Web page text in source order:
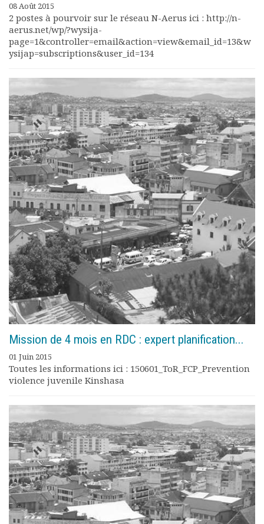
08 Août 2015
2 postes à pourvoir sur le réseau N-Aerus ici : http://n-
aerus.net/wp/?wysija-
page=1&controller=email&action=view&email_id=13&w
ysijap=subscriptions&user_id=134
Mission de 4 mois en RDC : expert planification...
01 Juin 2015
Toutes les informations ici : 150601_ToR_FCP_Prevention
violence juvenile Kinshasa